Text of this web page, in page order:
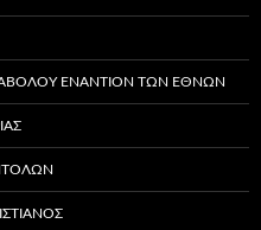
ΕΝΑΝΤΊΟΝ ΤΩΝ ΕΘΝΏΝ